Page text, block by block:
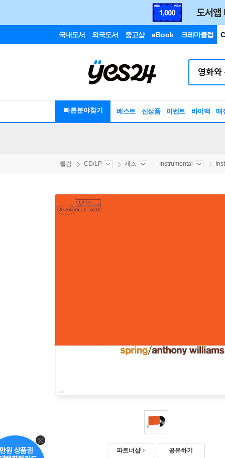
국내도서 외국도서 중고샵 eBook 크레마클럽
빠른분야찾기 베스트 신상품 이벤트 바이백 매
웰컴 CD/LP 재즈 Instrumental
파트너샵 공유하기